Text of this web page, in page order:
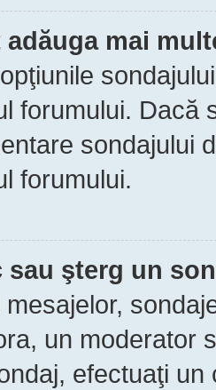
adăuga mai
forumului. Dacă
sondajului
forumului.
sau şterg un
un moderator
efectuaţi